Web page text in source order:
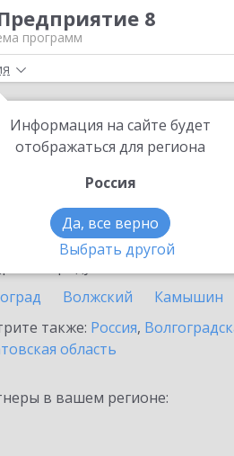
8
программ
Информация на сайте будет
отображаться для региона
Россия
Да, все верно
Выбрать другой
фирмы 1С
с информационными
продукта.
Волжский Камышин
также: Россия,
область
в вашем регионе: